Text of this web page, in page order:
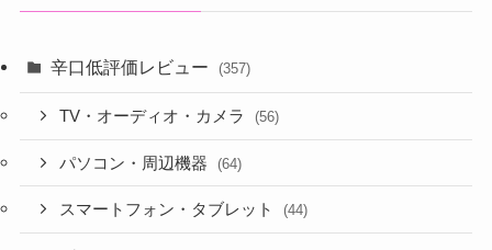
辛口低評価レビュー (357)
TV・オーディオ・カメラ (56)
パソコン・周辺機器 (64)
スマートフォン・タブレット (44)